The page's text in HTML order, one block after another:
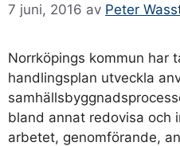
7 juni, 2016 av Peter
Norrköpings kommun har
handlingsplan utveckla
bland annat redovisa och
arbetet, genomförande,